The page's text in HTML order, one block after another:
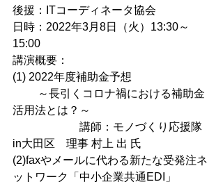
後援：ITコーディネータ協会
日時：2022年3月8日（火）13:30～
15:00
講演概要：
(1) 2022年度補助金予想
～長引くコロナ禍における補助金
活用法とは？～
講師：モノづくり応援隊
in大田区　理事 村上 出 氏
(2)faxやメールに代わる新たな受発注ネ
ットワーク「中小企業共通EDI」